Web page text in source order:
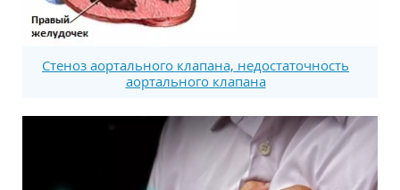
Стеноз аортального клапана, недостаточность
аортального клапана